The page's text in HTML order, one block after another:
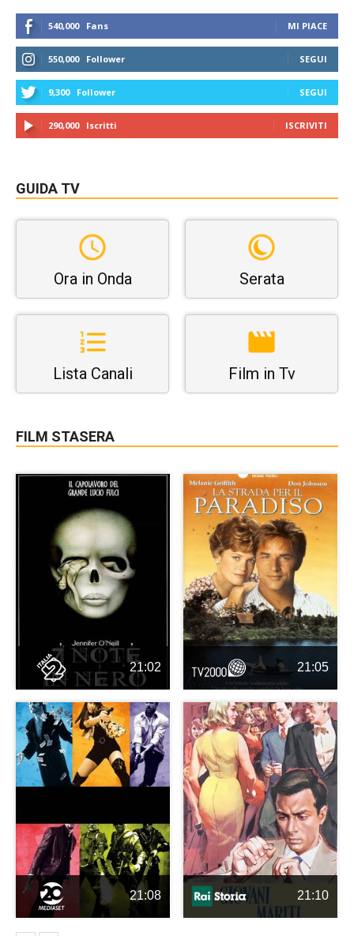
540,000 Fans MI PIACE
550,000 Follower SEGUI
9,300 Follower SEGUI
290,000 Iscritti ISCRIVITI
GUIDA TV
Ora in Onda Serata
Lista Canali Film in Tv
FILM STASERA
21:02 21:05
21:08 21:10